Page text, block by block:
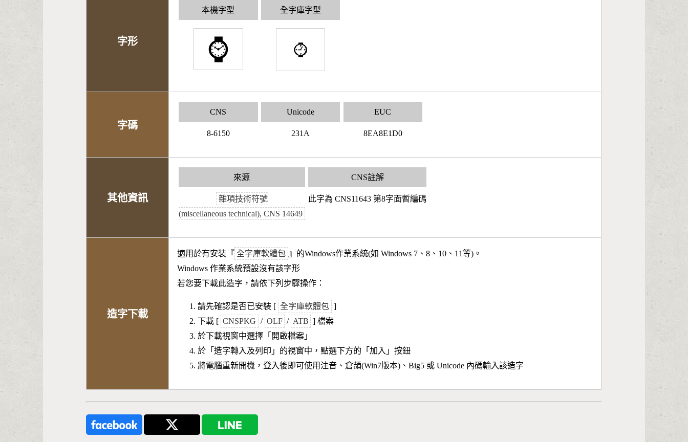
字形
本機字型
⌚
全字庫字型
字碼
CNS
8-6150
Unicode
231A
EUC
8EA8E1D0
其他資訊
來源
雜項技術符號
(miscellaneous technical), CNS 14649
CNS註解
此字為 CNS11643 第8字面暫編碼
造字下載
適用於有安裝『 全字庫軟體包 』的Windows作業系統(如 Windows 7、8、10、11等)。
Windows 作業系統預設沒有該字形
若您要下載此造字，請依下列步驟操作：
請先確認是否已安裝 [ 全字庫軟體包 ]
下載 [ CNSPKG / OLF / ATB ] 檔案
於下載視窗中選擇「開啟檔案」
於「造字轉入及列印」的視窗中，點選下方的「加入」按鈕
將電腦重新開機，登入後即可使用注音、倉頡(Win7版本)、Big5 或 Unicode 內碼輸入該造字